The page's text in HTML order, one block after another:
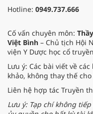
Hotline: 0949.737.666
Cố vấn chuyên môn:
Việt Bình – Chủ tịch Hội
viện Y Dược học cổ
Lưu ý: Các bài viết về
khảo, không thay thế
Liên hệ hợp tác Truyền
Lưu ý: Tạp chí không